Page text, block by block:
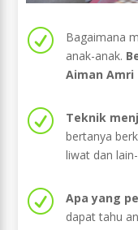
R
Bagaimana
anak-anak.
Aiman Amri
R Teknik
bertanya
liwat dan
R Apa yang
dapat tahu